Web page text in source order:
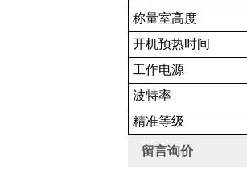
称量室高度
开机预热时间
工作电源
波特率
精准等级
留言询价